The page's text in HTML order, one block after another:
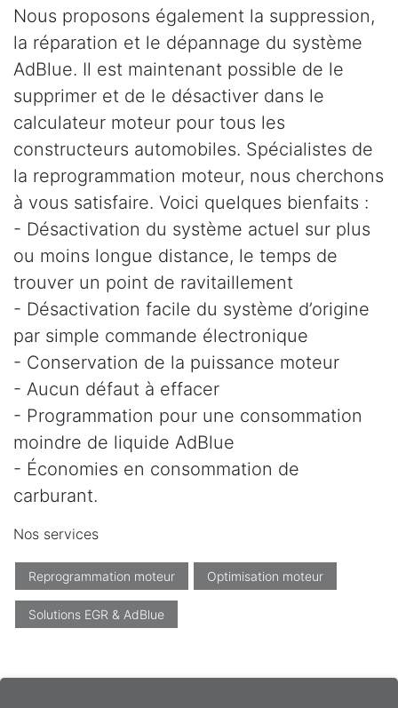
Nous proposons également la suppression,
la réparation et le dépannage du système
AdBlue. Il est maintenant possible de le
supprimer et de le désactiver dans le
calculateur moteur pour tous les
constructeurs automobiles. Spécialistes de
la reprogrammation moteur, nous cherchons
à vous satisfaire. Voici quelques bienfaits :
- Désactivation du système actuel sur plus
ou moins longue distance, le temps de
trouver un point de ravitaillement
- Désactivation facile du système d’origine
par simple commande électronique
- Conservation de la puissance moteur
- Aucun défaut à effacer
- Programmation pour une consommation
moindre de liquide AdBlue
- Économies en consommation de
carburant.
Nos services
Reprogrammation moteur Optimisation moteur
Solutions EGR & AdBlue